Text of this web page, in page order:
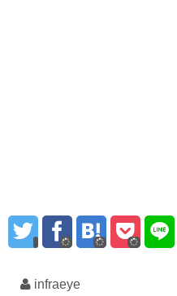
infraeye